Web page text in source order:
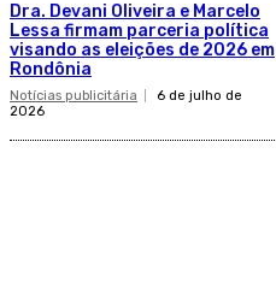
Dra. Devani Oliveira e Marcelo
Lessa firmam parceria política
visando as eleições de 2026 em
Rondônia
Notícias publicitária
6 de julho de
2026